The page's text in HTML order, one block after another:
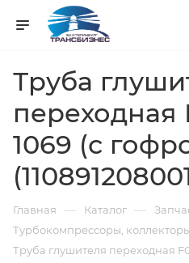
Труба
переходная
1069 (с
Главная — Каталог —
Турбокомпрессоры,
Труба глушителя переходная